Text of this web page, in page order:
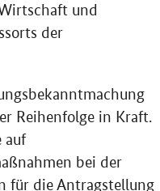
und
der
Reihenfolge in Kraft.
auf
bei der
für die Antragstellung